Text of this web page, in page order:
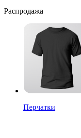
Распродажа
Перчатки